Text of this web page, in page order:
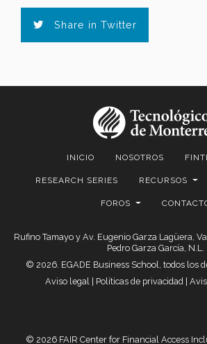
Share in Twitter
INICIO NOSOTROS
RESEARCH SERIES RECURSOS
FOROS
Rufino Tamayo y Av. Eugenio Garza Lagüera,
Pedro Garza García, N.L.
© 2026. EGADE Business School, todos los
Aviso legal| Políticas de privacidad|
© 2026 FAIR Center for Financial Access